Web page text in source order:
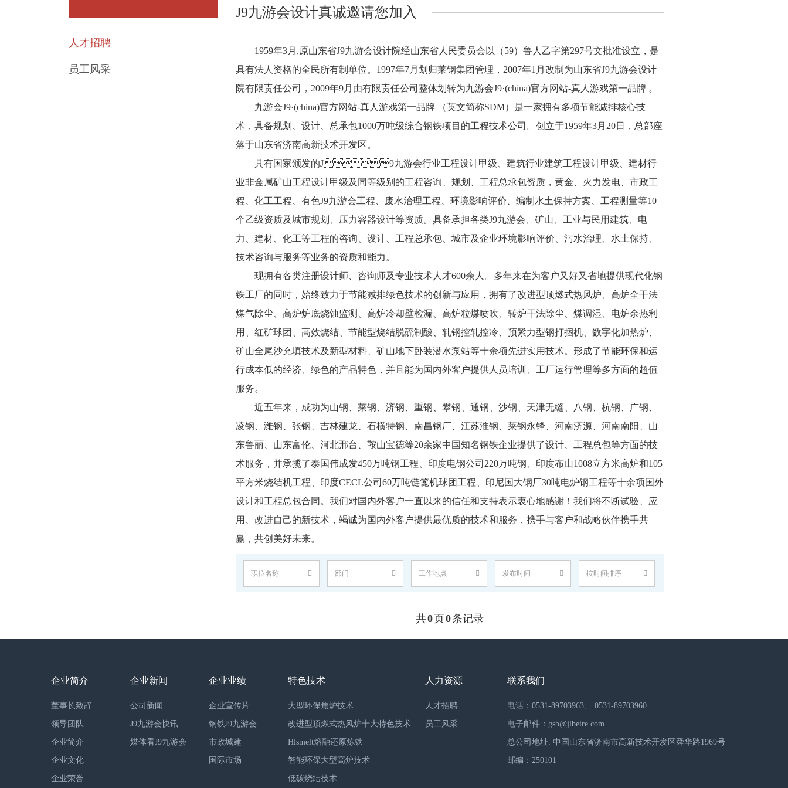
人才招聘
员工风采
J9九游会设计真诚邀请您加入
1959年3月,原山东省J9九游会设计院经山东省人民委员会以（59）鲁人乙字第297号文批准设立，是
具有法人资格的全民所有制单位。1997年7月划归莱钢集团管理，2007年1月改制为山东省J9九游会设计
院有限责任公司，2009年9月由有限责任公司整体划转为九游会J9·(china)官方网站-真人游戏第一品牌 。
九游会J9·(china)官方网站-真人游戏第一品牌 （英文简称SDM）是一家拥有多项节能减排核心技
术，具备规划、设计、总承包1000万吨级综合钢铁项目的工程技术公司。创立于1959年3月20日，总部座
落于山东省济南高新技术开发区。
具有国家颁发的J9九游会行业工程设计甲级、建筑行业建筑工程设计甲级、建材行
业非金属矿山工程设计甲级及同等级别的工程咨询、规划、工程总承包资质，黄金、火力发电、市政工
程、化工工程、有色J9九游会工程、废水治理工程、环境影响评价、编制水土保持方案、工程测量等10
个乙级资质及城市规划、压力容器设计等资质。具备承担各类J9九游会、矿山、工业与民用建筑、电
力、建材、化工等工程的咨询、设计、工程总承包、城市及企业环境影响评价、污水治理、水土保持、
技术咨询与服务等业务的资质和能力。
现拥有各类注册设计师、咨询师及专业技术人才600余人。多年来在为客户又好又省地提供现代化钢
铁工厂的同时，始终致力于节能减排绿色技术的创新与应用，拥有了改进型顶燃式热风炉、高炉全干法
煤气除尘、高炉炉底烧蚀监测、高炉冷却壁检漏、高炉粒煤喷吹、转炉干法除尘、煤调湿、电炉余热利
用、红矿球团、高效烧结、节能型烧结脱硫制酸、轧钢控轧控冷、预紧力型钢打捆机、数字化加热炉、
矿山全尾沙充填技术及新型材料、矿山地下卧装潜水泵站等十余项先进实用技术。形成了节能环保和运
行成本低的经济、绿色的产品特色，并且能为国内外客户提供人员培训、工厂运行管理等多方面的超值
服务。
近五年来，成功为山钢、莱钢、济钢、重钢、攀钢、通钢、沙钢、天津无缝、八钢、杭钢、广钢、
凌钢、潍钢、张钢、吉林建龙、石横特钢、南昌钢厂、江苏淮钢、莱钢永锋、河南济源、河南南阳、山
东鲁丽、山东富伦、河北邢台、鞍山宝德等20余家中国知名钢铁企业提供了设计、工程总包等方面的技
术服务，并承揽了泰国伟成发450万吨钢工程、印度电钢公司220万吨钢、印度布山1008立方米高炉和105
平方米烧结机工程、印度CECL公司60万吨链篦机球团工程、印尼国大钢厂30吨电炉钢工程等十余项国外
设计和工程总包合同。我们对国内外客户一直以来的信任和支持表示衷心地感谢！我们将不断试验、应
用、改进自己的新技术，竭诚为国内外客户提供最优质的技术和服务，携手与客户和战略伙伴携手共
赢，共创美好未来。
职位名称 部门 工作地点 发布时间 按时间排序
共0页0条记录
企业简介
董事长致辞
领导团队
企业简介
企业文化
企业荣誉
企业新闻
公司新闻
J9九游会快讯
媒体看J9九游会
企业业绩
企业宣传片
钢铁J9九游会
市政城建
国际市场
特色技术
大型环保焦炉技术
改进型顶燃式热风炉十大特色技术
Hlsmelt熔融还原炼铁
智能环保大型高炉技术
低碳烧结技术
人力资源
人才招聘
员工风采
联系我们
电话：0531-89703963、 0531-89703960
电子邮件：gsb@jlbeire.com
总公司地址: 中国山东省济南市高新技术开发区舜华路1969号
邮编：250101